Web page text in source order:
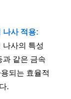
나사 적용:
나사의 특성
과 같은 금속
되는 효율적
.